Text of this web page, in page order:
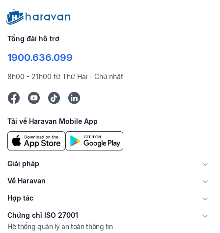
Tổng đài hỗ trợ
1900.636.099
8h00 - 21h00 từ Thứ Hai - Chủ nhật
Tải về Haravan Mobile App
Giải pháp
Về Haravan
Hợp tác
Chứng chỉ ISO 27001
Hệ thống quản lý an toàn thông tin